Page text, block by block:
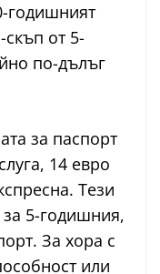
годишният
от 5-
по-дълъг
за паспорт
14 евро
Тези
за 5-годишния,
За хора с
или